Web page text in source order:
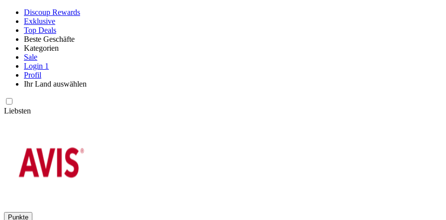
Discoup Rewards
Exklusive
Top Deals
Beste Geschäfte
Kategorien
Sale
Login 1
Profil
Ihr Land auswählen
Liebsten
Punkte